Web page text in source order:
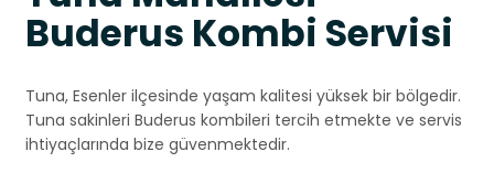
Buderus Kombi Servisi
Tuna, Esenler ilçesinde yaşam kalitesi yüksek bir bölgedir.
Tuna sakinleri Buderus kombileri tercih etmekte ve servis
ihtiyaçlarında bize güvenmektedir.